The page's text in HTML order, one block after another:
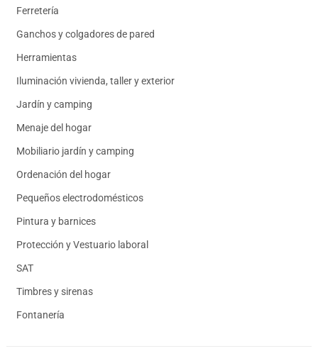
Ferretería
Ganchos y colgadores de pared
Herramientas
Iluminación vivienda, taller y exterior
Jardín y camping
Menaje del hogar
Mobiliario jardín y camping
Ordenación del hogar
Pequeños electrodomésticos
Pintura y barnices
Protección y Vestuario laboral
SAT
Timbres y sirenas
Fontanería